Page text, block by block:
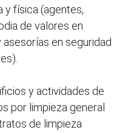
y física (agentes,
de valores en
en seguridad
y actividades de
por limpieza general
de limpieza